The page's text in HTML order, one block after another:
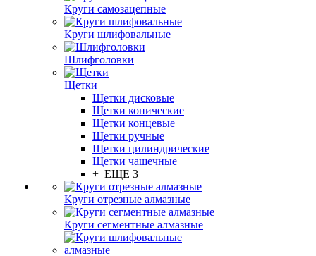
Круги самозацепные
Круги шлифовальные
Шлифголовки
Щетки
Щетки дисковые
Щетки конические
Щетки концевые
Щетки ручные
Щетки цилиндрические
Щетки чашечные
+ ЕЩЕ 3
Круги отрезные алмазные
Круги сегментные алмазные